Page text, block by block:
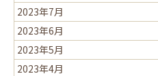
2023年7月
2023年6月
2023年5月
2023年4月